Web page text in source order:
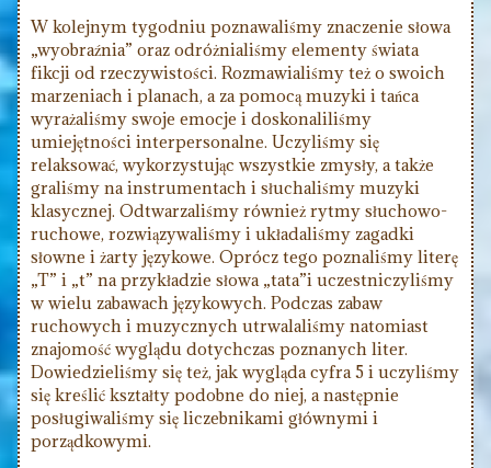
W kolejnym tygodniu poznawaliśmy znaczenie słowa
„wyobraźnia” oraz odróżnialiśmy elementy świata
fikcji od rzeczywistości. Rozmawialiśmy też o swoich
marzeniach i planach, a za pomocą muzyki i tańca
wyrażaliśmy swoje emocje i doskonaliliśmy
umiejętności interpersonalne. Uczyliśmy się
relaksować, wykorzystując wszystkie zmysły, a także
graliśmy na instrumentach i słuchaliśmy muzyki
klasycznej. Odtwarzaliśmy również rytmy słuchowo-
ruchowe, rozwiązywaliśmy i układaliśmy zagadki
słowne i żarty językowe. Oprócz tego poznaliśmy literę
„T” i „t” na przykładzie słowa „tata”i uczestniczyliśmy
w wielu zabawach językowych. Podczas zabaw
ruchowych i muzycznych utrwalaliśmy natomiast
znajomość wyglądu dotychczas poznanych liter.
Dowiedzieliśmy się też, jak wygląda cyfra 5 i uczyliśmy
się kreślić kształty podobne do niej, a następnie
posługiwaliśmy się liczebnikami głównymi i
porządkowymi.